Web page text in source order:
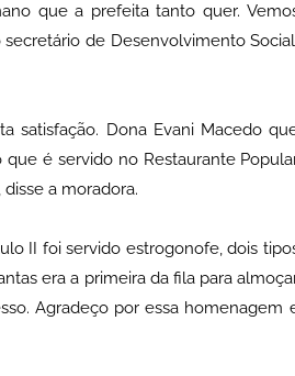
que a prefeita tanto quer.
de Desenvolvimento
satisfação. Dona Evani Macedo
é servido no Restaurante
a moradora.
II foi servido estrogonofe, dois
era a primeira da fila para
Agradeço por essa homenagem